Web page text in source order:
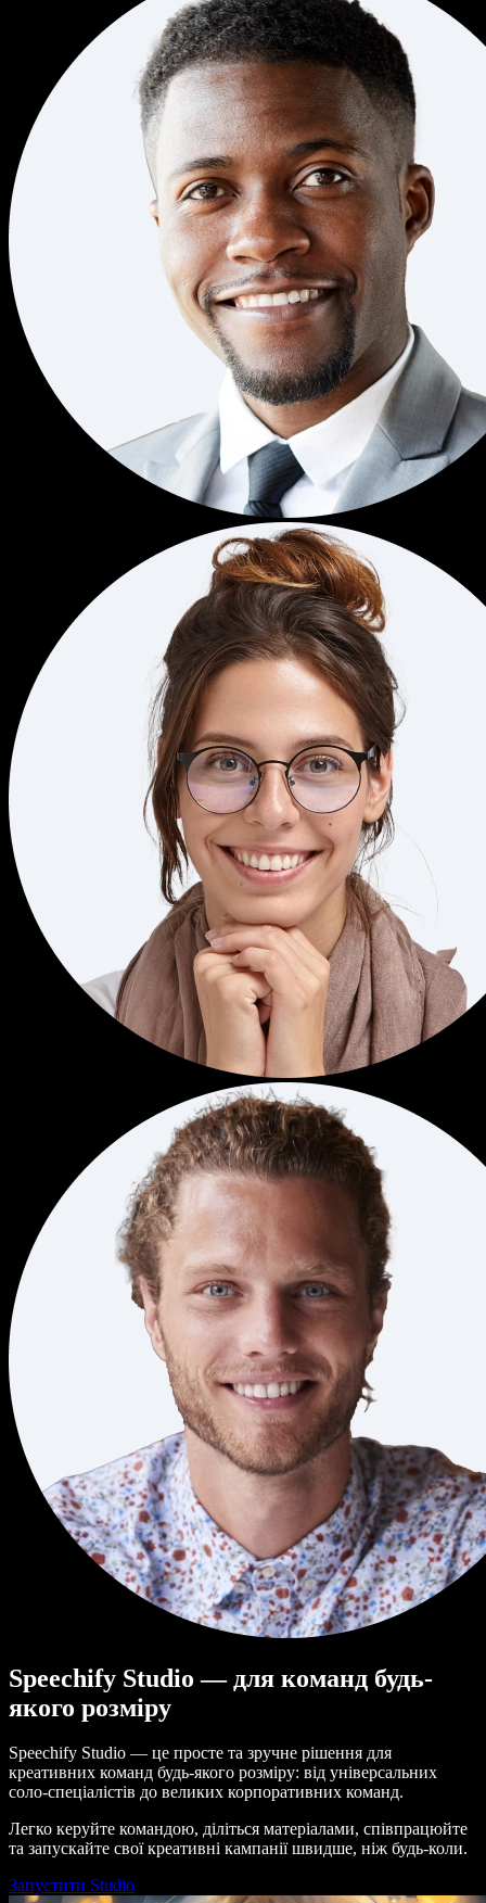
Speechify Studio — для команд будь-
якого розміру
Speechify Studio — це просте та зручне рішення для
креативних команд будь-якого розміру: від універсальних
соло-спеціалістів до великих корпоративних команд.
Легко керуйте командою, діліться матеріалами, співпрацюйте
та запускайте свої креативні кампанії швидше, ніж будь-коли.
Запустити Studio